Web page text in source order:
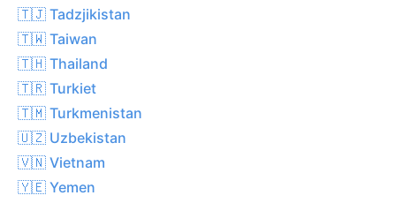
🇹🇯 Tadzjikistan
🇹🇼 Taiwan
🇹🇭 Thailand
🇹🇷 Turkiet
🇹🇲 Turkmenistan
🇺🇿 Uzbekistan
🇻🇳 Vietnam
🇾🇪 Yemen